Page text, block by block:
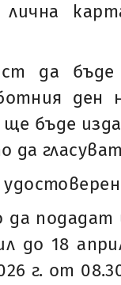
да бъде
ден
ще бъде
да
да
до 18
г. от